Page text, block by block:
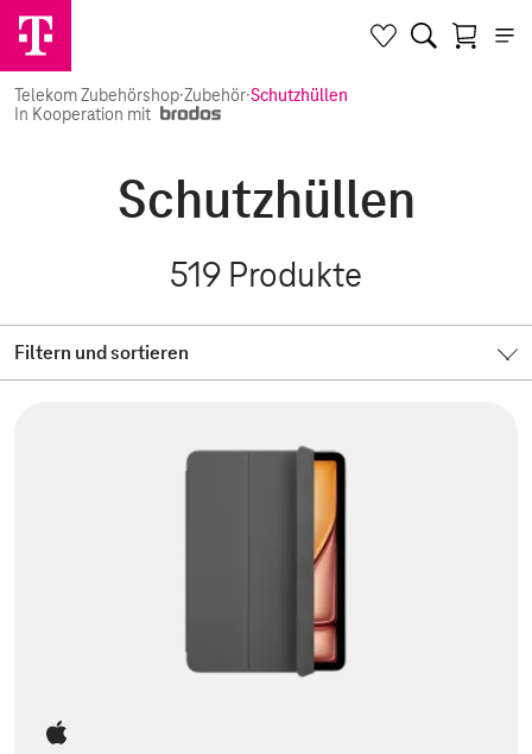
Telekom Zubehörshop·Zubehör·Schutzhüllen
In Kooperation mit
Schutzhüllen
519 Produkte
Filtern und sortieren